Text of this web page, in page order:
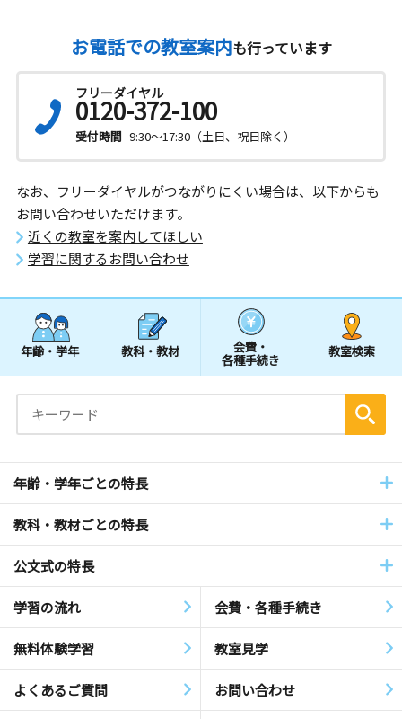
お電話での教室案内も行っています
フリーダイヤル
0120-372-100
受付時間 9:30～17:30（土日、祝日除く）
なお、フリーダイヤルがつながりにくい場合は、以下からも
お問い合わせいただけます。
近くの教室を案内してほしい
学習に関するお問い合わせ
年齢・学年 教科・教材 会費・
各種手続き
教室検索
年齢・学年ごとの特長
教科・教材ごとの特長
公文式の特長
学習の流れ 会費・各種手続き
無料体験学習 教室見学
よくあるご質問 お問い合わせ